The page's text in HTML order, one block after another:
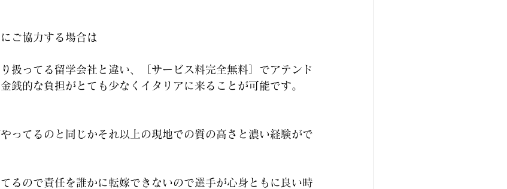
ご協力する場合は
扱ってる留学会社と違い、［サービス料完全無料］でアテンド
銭的な負担がとても少なくイタリアに来ることが可能です。
ってるのと同じかそれ以上の現地での質の高さと濃い経験がで
るので責任を誰かに転嫁できないので選手が心身ともに良い時